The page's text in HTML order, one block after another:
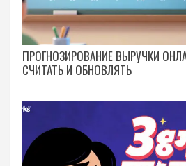
ПРОГНОЗИРОВАНИЕ ВЫРУЧКИ
СЧИТАТЬ И ОБНОВЛЯТЬ